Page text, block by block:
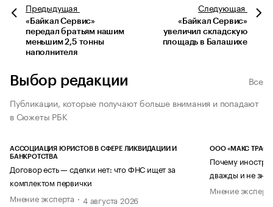
Предыдущая
«Байкал Сервис»
передал братьям нашим
меньшим 2,5 тонны
наполнителя
Следующая
«Байкал Сервис»
увеличил складскую
площадь в Балашихе
Выбор редакции
Все
Публикации, которые получают больше внимания и попадают
в Сюжеты РБК
АССОЦИАЦИЯ ЮРИСТОВ В СФЕРЕ ЛИКВИДАЦИИ И
БАНКРОТСТВА
Договор есть — сделки нет: что ФНС ищет за
комплектом первички
Мнение эксперта
4 августа 2026
ООО «МАКС ТРАСТ»
Почему
дважды и не
Мнение